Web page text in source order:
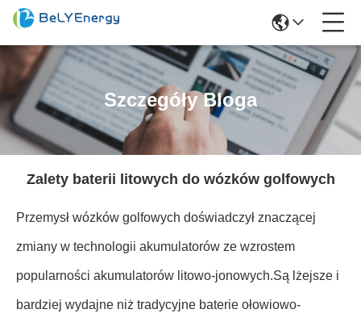
Szczegóły Bloga
Zalety baterii litowych do wózków golfowych
Przemysł wózków golfowych doświadczył znaczącej
zmiany w technologii akumulatorów ze wzrostem
popularności akumulatorów litowo-jonowych.Są lżejsze i
bardziej wydajne niż tradycyjne baterie ołowiowo-